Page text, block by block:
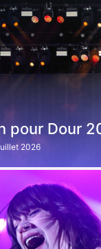
pour Dour
2026